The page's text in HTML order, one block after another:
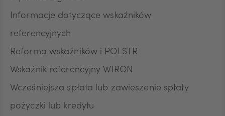
Informacje dotyczące wskaźników
referencyjnych
Reforma wskaźników i POLSTR
Wskaźnik referencyjny WIRON
Wcześniejsza spłata lub zawieszenie spłaty
pożyczki lub kredytu